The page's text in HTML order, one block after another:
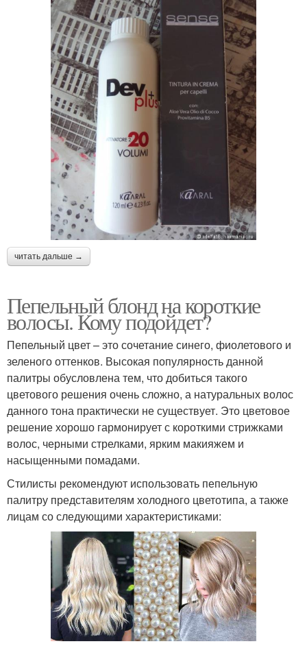
читать дальше →
Пепельный блонд на короткие
волосы. Кому подойдет?
Пепельный цвет – это сочетание синего, фиолетового и
зеленого оттенков. Высокая популярность данной
палитры обусловлена тем, что добиться такого
цветового решения очень сложно, а натуральных волос
данного тона практически не существует. Это цветовое
решение хорошо гармонирует с короткими стрижками
волос, черными стрелками, ярким макияжем и
насыщенными помадами.
Стилисты рекомендуют использовать пепельную
палитру представителям холодного цветотипа, а также
лицам со следующими характеристиками: